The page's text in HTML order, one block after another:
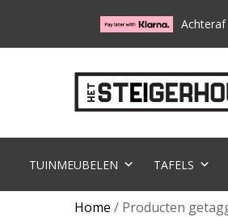
TUINMEUBELEN TAFELS
Home / Producten